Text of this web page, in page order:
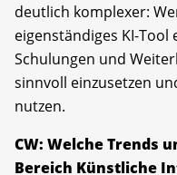
deutlich komplexer:
eigenständiges KI-
Schulungen und
sinnvoll einzusetzen
nutzen.
CW: Welche Trends
Bereich Künstliche